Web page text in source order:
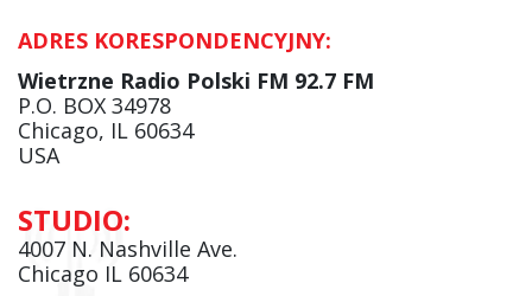
ADRES KORESPONDENCYJNY:
Wietrzne Radio Polski FM 92.7 FM
P.O. BOX 34978
Chicago, IL 60634
USA
STUDIO:
4007 N. Nashville Ave.
Chicago IL 60634